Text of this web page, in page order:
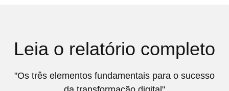
Leia o relatório completo
"Os três elementos fundamentais para o sucesso